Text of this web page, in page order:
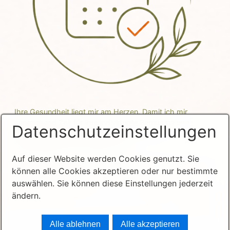
Ihre Gesundheit liegt mir am Herzen. Damit ich mir
Behandlung nehmen kann, erfolgen Termine
Ich freue mich auf Ihre Terminanfrage – telefonisch, per E-
Mail oder Whatsapp.
© 2026 Silke Suszwendyk
Datenschutzeinstellungen
Auf dieser Website werden Cookies genutzt. Sie
können alle Cookies akzeptieren oder nur bestimmte
auswählen. Sie können diese Einstellungen jederzeit
ändern.
Alle ablehnen Alle akzeptieren